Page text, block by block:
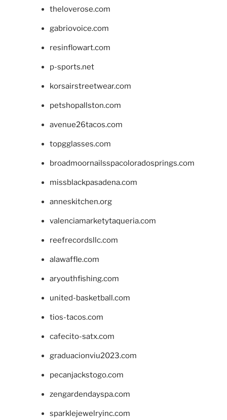
theloverose.com
gabriovoice.com
resinflowart.com
p-sports.net
korsairstreetwear.com
petshopallston.com
avenue26tacos.com
topgglasses.com
broadmoornailsspacoloradosprings.com
missblackpasadena.com
anneskitchen.org
valenciamarketytaqueria.com
reefrecordsllc.com
alawaffle.com
aryouthfishing.com
united-basketball.com
tios-tacos.com
cafecito-satx.com
graduacionviu2023.com
pecanjackstogo.com
zengardendayspa.com
sparklejewelryinc.com